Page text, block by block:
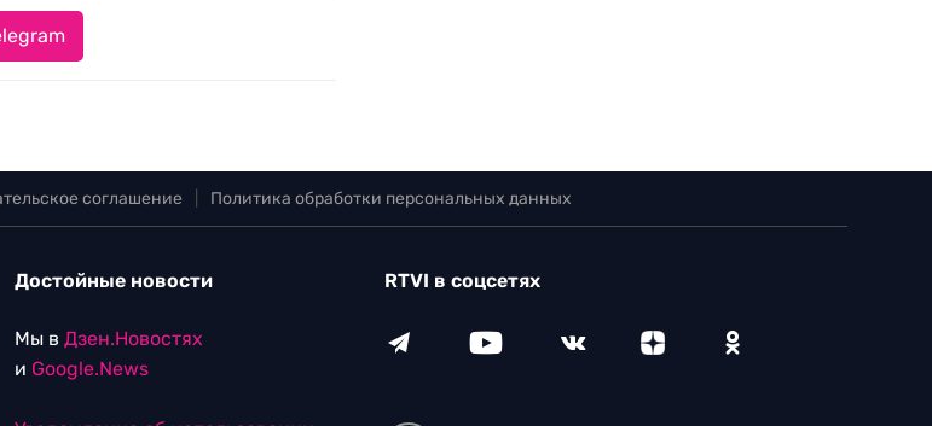
соглашение Политика обработки персональных данных
Достойные новости
Мы в Дзен.Новостях
и Google.News
RTVI в соцсетях